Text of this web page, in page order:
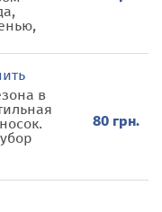
в
80 грн.